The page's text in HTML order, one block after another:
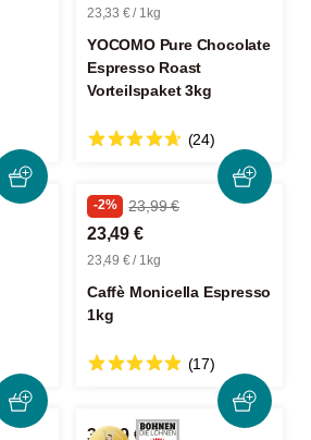
23,33 € / 1kg
YOCOMO Pure Chocolate
Espresso Roast
Vorteilspaket 3kg
(24)
-2% 23,99 €
23,49 €
23,49 € / 1kg
Caffè Monicella Espresso
1kg
(17)
34,99 €